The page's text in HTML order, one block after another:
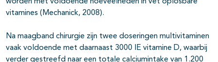
worden met voldoende hoeveelheden in vet oplosbare
vitamines (Mechanick, 2008).
Na maagband chirurgie zijn twee doseringen multivitaminen
vaak voldoende met daarnaast 3000 IE vitamine D, waarbij
verder gestreefd naar een totale calciumintake van 1.200